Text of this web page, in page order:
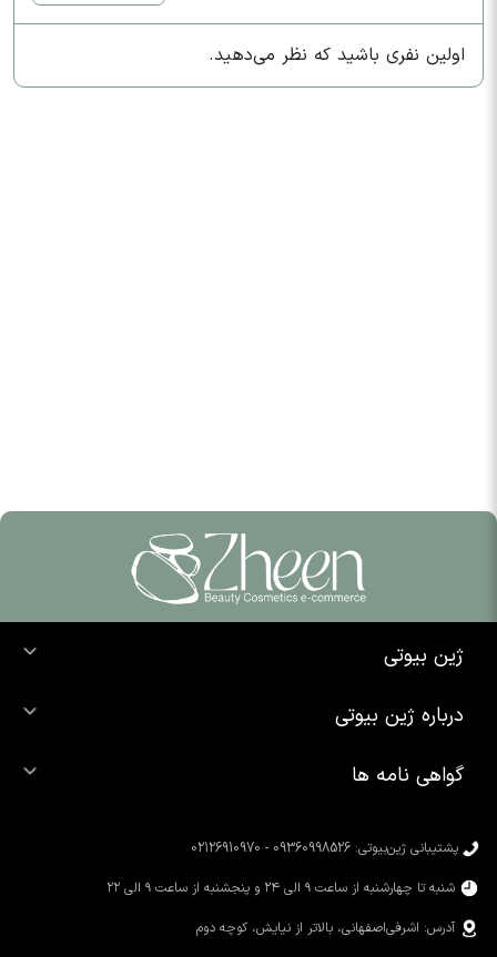
اولین نفری باشید که نظر می‌دهید.
ژین بیوتی
خرید شوینده صورت
خرید رژ لب
درباره ژین بیوتی
تماس با ما
محصولات سیمپل
گواهی نامه ها
پشتیبانی ژین‌بیوتی: 09360998526 - 02126910970
شنبه تا چهارشنبه از ساعت ۹ الی ۲۴ و پنجشنبه از ساعت ۹ الی ۲۲
آدرس: اشرفی‌اصفهانی، بالاتر از نیایش، کوچه دوم